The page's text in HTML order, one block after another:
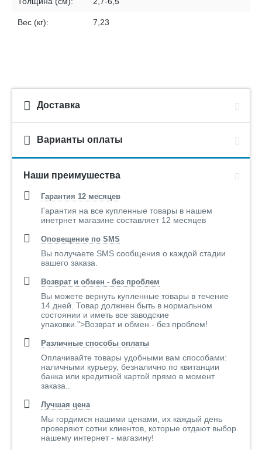
Вес (кг): 7,23
Доставка
Варианты оплаты
Наши преимушества
Гарантия 12 месяцев
Гарантия на все купленные товары в нашем
инетрнет магазине составляет 12 месяцев
Оповещение по SMS
Вы получаете SMS сообщения о каждой стадии
вашего заказа.
Возврат и обмен - без проблем
Вы можете вернуть купленные товары в течение
14 дней. Товар должнен быть в нормальном
состоянии и иметь все заводские
упаковки.">Возврат и обмен - без проблем!
Различные способы оплаты
Оплачивайте товары удобными вам способами:
наличными курьеру, безналично по квитанции
банка или кредитной картой прямо в момент
заказа..
Лучшая цена
Мы гордимся нашими ценами, их каждый день
проверяют сотни клиентов, которые отдают выбор
нашему интернет - магазину!